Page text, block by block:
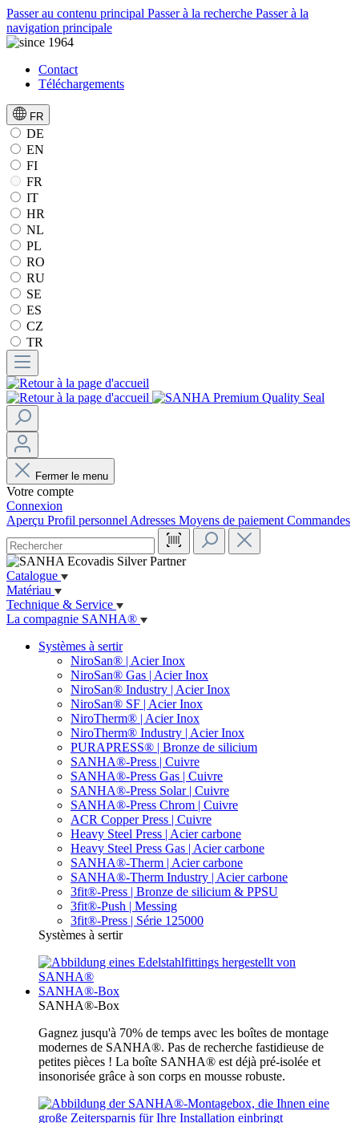
Passer au contenu principal Passer à la recherche Passer à la
navigation principale
Contact
Téléchargements
FR
DE
EN
FI
FR
IT
HR
NL
PL
RO
RU
SE
ES
CZ
TR
Fermer le menu
Votre compte
Connexion
Aperçu Profil personnel Adresses Moyens de paiement Commandes
Catalogue
Matériau
Technique & Service
La compagnie SANHA®
Systèmes à sertir
NiroSan® | Acier Inox
NiroSan® Gas | Acier Inox
NiroSan® Industry | Acier Inox
NiroSan® SF | Acier Inox
NiroTherm® | Acier Inox
NiroTherm® Industry | Acier Inox
PURAPRESS® | Bronze de silicium
SANHA®-Press | Cuivre
SANHA®-Press Gas | Cuivre
SANHA®-Press Solar | Cuivre
SANHA®-Press Chrom | Cuivre
ACR Copper Press | Cuivre
Heavy Steel Press | Acier carbone
Heavy Steel Press Gas | Acier carbone
SANHA®-Therm | Acier carbone
SANHA®-Therm Industry | Acier carbone
3fit®-Press | Bronze de silicium & PPSU
3fit®-Push | Messing
3fit®-Press | Série 125000
Systèmes à sertir
SANHA®-Box
SANHA®-Box
Gagnez jusqu'à 70% de temps avec les boîtes de montage
modernes de SANHA®. Pas de recherche fastidieuse de
petites pièces ! La boîte SANHA® est déjà pré-isolée et
insonorisée grâce à son corps en mousse robuste.